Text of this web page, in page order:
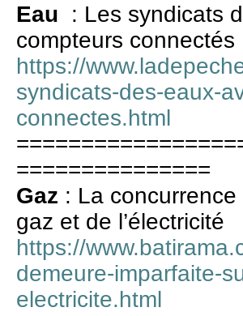
Eau
: Les syndicats
compteurs connectés
https://
syndicats-des-eaux-
connectes.html
===============
Gaz : La
gaz et de l’électricité
https://
demeure-imparfaite-
electricite.html